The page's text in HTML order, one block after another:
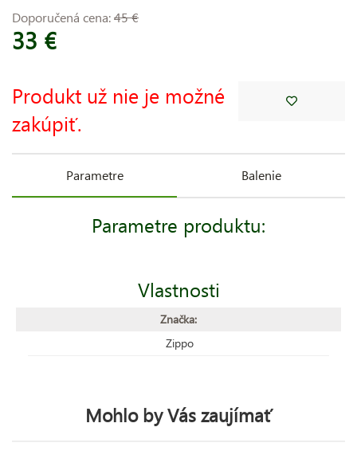
Doporučená cena:45 €
33 €
Produkt už nie je možné
zakúpiť.
Parametre Balenie
Parametre produktu:
Vlastnosti
Značka:
Zippo
Mohlo by Vás zaujímať